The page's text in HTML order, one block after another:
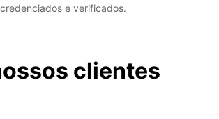
credenciados e verificados.
clientes